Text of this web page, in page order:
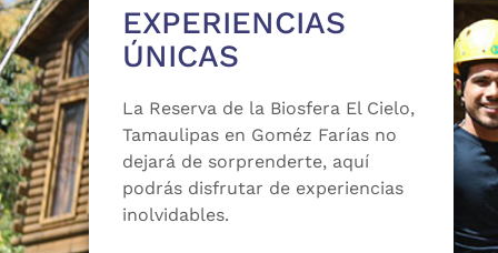
EXPERIENCIAS
ÚNICAS
La Reserva de la Biosfera El Cielo,
Tamaulipas en Goméz Farías no
dejará de sorprenderte, aquí
podrás disfrutar de experiencias
inolvidables.